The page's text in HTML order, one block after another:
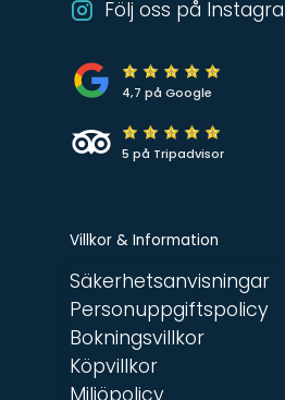
Följ oss på
4,7 på Google
5 på Tripadvisor
Villkor & Information
Säkerhetsanvisningar
Personuppgiftspolicy
Bokningsvillkor
Köpvillkor
Miljöpolicy